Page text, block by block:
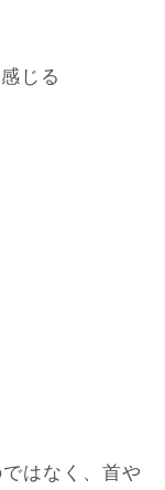
じる
はなく、首や